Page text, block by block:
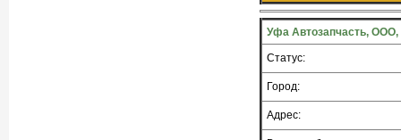
Уфа Автозапчасть, ООО,
Статус:
Город:
Адрес: